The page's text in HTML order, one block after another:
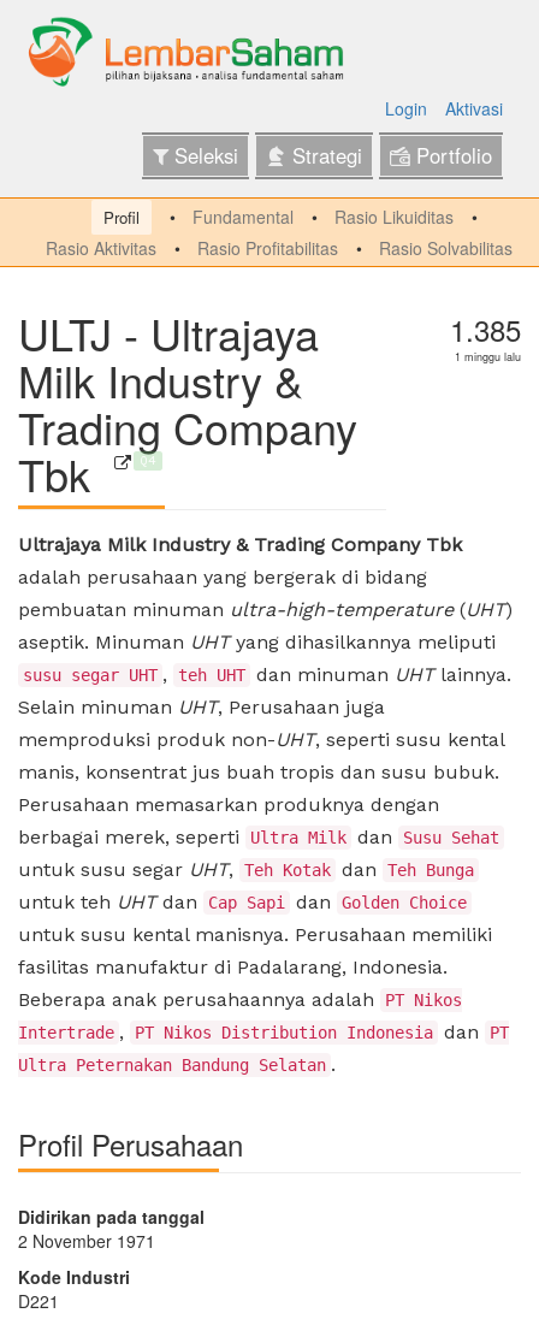
Login Aktivasi
Seleksi Strategi Portfolio
Profil Fundamental
Rasio Likuiditas
Rasio Aktivitas
Rasio Profitabilitas Rasio Solvabilitas
ULTJ - Ultrajaya
Milk Industry &
Trading Company
Tbk Q4
1.385
1 minggu lalu
Ultrajaya Milk Industry & Trading Company Tbk
adalah perusahaan yang bergerak di bidang
pembuatan minuman ultra-high-temperature(UHT)
aseptik. Minuman UHTyang dihasilkannya meliputi
susu segar UHT , teh UHT dan minuman UHTlainnya.
Selain minuman UHT, Perusahaan juga
memproduksi produk non-UHT, seperti susu kental
manis, konsentrat jus buah tropis dan susu bubuk.
Perusahaan memasarkan produknya dengan
berbagai merek, seperti
Ultra Milk dan Susu Sehat
untuk susu segar UHT, Teh Kotak dan Teh Bunga
untuk teh UHTdan Cap Sapi dan Golden Choice
untuk susu kental manisnya. Perusahaan memiliki
fasilitas manufaktur di Padalarang, Indonesia.
Beberapa anak perusahaannya adalah
PT Nikos
Intertrade , PT Nikos Distribution Indonesia dan
PT
Ultra Peternakan Bandung Selatan .
Profil Perusahaan
Didirikan pada tanggal
2 November 1971
Kode Industri
D221